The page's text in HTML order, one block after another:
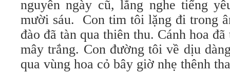
nguyên ngày cũ, lắng nghe tiếng
mười sáu. Con tim tôi lặng đi trong
đào đã tàn qua thiên thu. Cánh hoa
mây trắng. Con đường tôi về dịu
qua vùng hoa cỏ bây giờ nhẹ thênh